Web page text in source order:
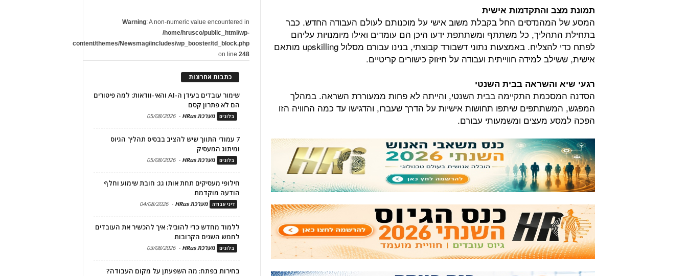
תמונת מצב והתקדמות אישית
המסע של המהנדסים החל בקבלת משוב אישי על מוכנותם לעולם העבודה החדש. כבר
בתחילת התהליך, כל משתתף ומשתתפת ידעו היכן הם עומדים ואילו מיומנויות עליהם
לפתח כדי להצליח. באמצעות נתוני דשבורד קבוצתי, בנינו עבורם מסלול upskilling מותאם
אישית, ששילב למידה חווייתית ועבודה על חיזוק כישורים קריטיים.
רגעי שיא והשראה בבית השנטי
הסדנה המסכמת התקיימה בבית השנטי, והייתה לא פחות ממעוררת השראה. במהלך
המפגש, המשתתפים שיתפו תחושות אישיות על הדרך שעברו, והדגישו עד כמה החוויה הזו
הפכה למסע מעצים ומשמעותי עבורם.
Warning: A non-numeric value encountered in
/home/hrusco/public_html/wp-
content/themes/Newsmag/includes/wp_booster/td_block.php
on line248
כתבות אחרונות
שימור עובדים בעידן ה-AI והאי-וודאות: למה פיטורים
הם לא פתרון קסם
בלוגים מערכת HRus -
05/08/2026
7 עמודי התווך שיש להציב בבסיס תהליך הגיוס
ומיתוג המעסיק
בלוגים מערכת HRus -
05/08/2026
חילופי מעסיקים תחת אותו גג: חובת שימוע וחלף
הודעה מוקדמת
דיני עבודה מערכת HRus -
04/08/2026
ללמוד מחדש כדי להוביל: איך להכשיר את העובדים
לחמש השנים הקרובות
בלוגים מערכת HRus -
03/08/2026
בחירות בפתח: מה השפעתן על מקום העבודה?